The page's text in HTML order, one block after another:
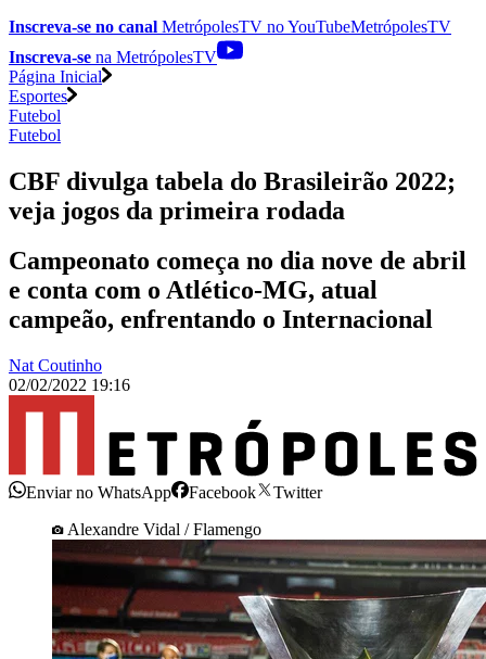
Inscreva-se no canal MetrópolesTV noYouTubeMetrópolesTV
Inscreva-se na MetrópolesTV
Página Inicial
Esportes
Futebol
Futebol
CBF divulga tabela do Brasileirão 2022;
veja jogos da primeira rodada
Campeonato começa no dia nove de abril
e conta com o Atlético-MG, atual
campeão, enfrentando o Internacional
Nat Coutinho
02/02/2022 19:16
Enviar no WhatsApp Facebook
Twitter
Alexandre Vidal / Flamengo